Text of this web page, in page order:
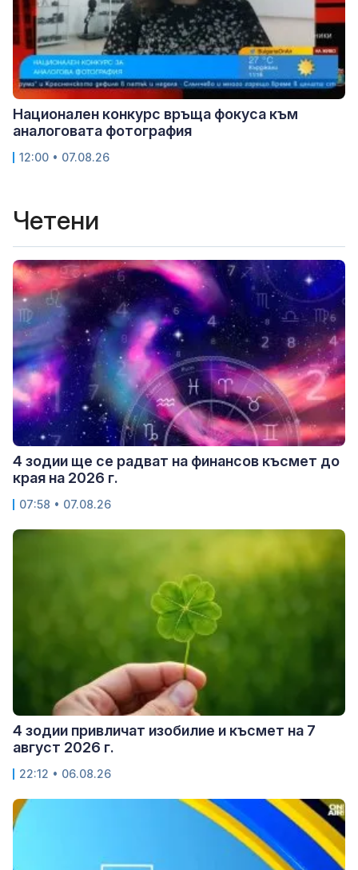
Национален конкурс връща фокуса към
аналоговата фотография
12:00 • 07.08.26
Четени
4 зодии ще се радват на финансов късмет до
края на 2026 г.
07:58 • 07.08.26
4 зодии привличат изобилие и късмет на 7
август 2026 г.
22:12 • 06.08.26